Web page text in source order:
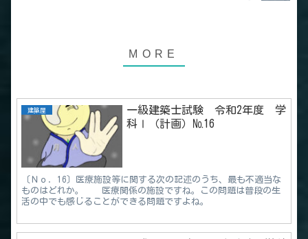
建築屋
一級建築士試験 令和2年度 学
科Ⅰ（計画）№16
〔Ｎｏ．16〕医療施設等に関する次の記述のうち、最も不適当な
ものはどれか。 医療関係の施設ですね。この問題は普段の生
活の中でも感じることができる問題ですよね。